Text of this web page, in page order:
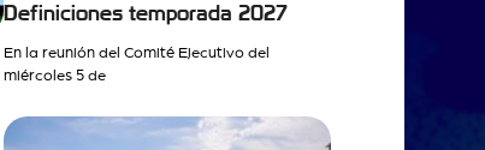
Definiciones temporada 2027
En la reunión del Comité Ejecutivo del
miércoles 5 de